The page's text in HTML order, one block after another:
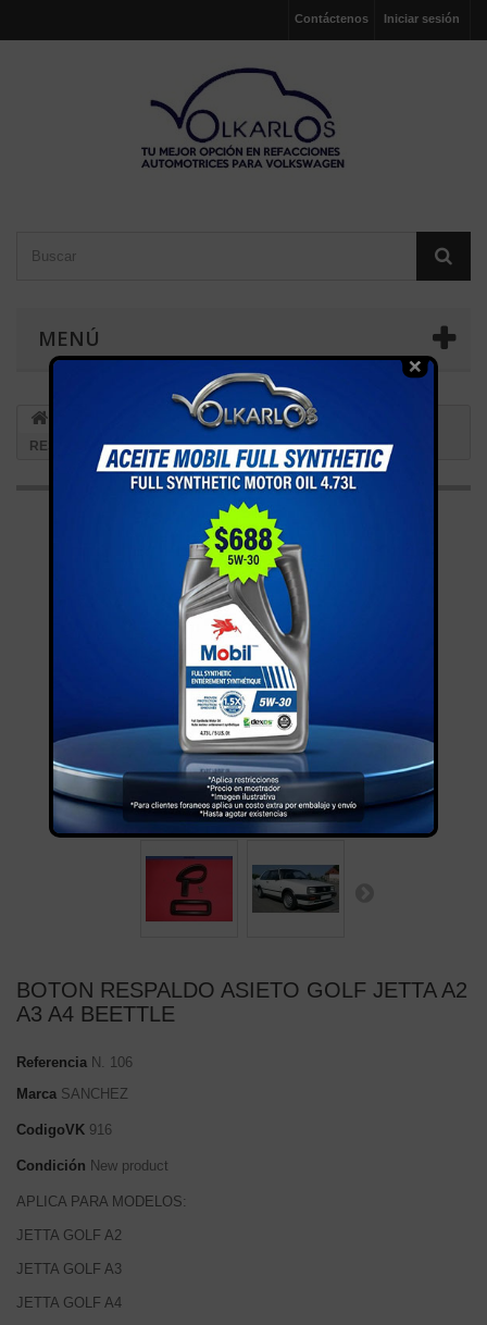
Iniciar sesión
Contáctenos
MENÚ
ACCESORIOS INTERIOR PERILLAS
RESPALDO ASIETO GOLF JETTA A2 A3 A4 BEETTLE
BOTON RESPALDO ASIETO GOLF JETTA A2
A3 A4 BEETTLE
Referencia N. 106
Marca SANCHEZ
CodigoVK 916
Condición New product
APLICA PARA MODELOS:
JETTA GOLF A2
JETTA GOLF A3
JETTA GOLF A4